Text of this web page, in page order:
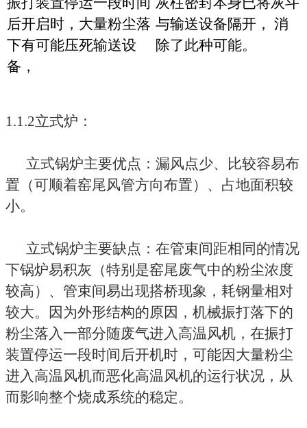
后开启时，大量粉尘落
下有可能压死输送设
备，
与输送设备隔开， 消
除了此种可能。
1.1.2立式炉：
立式锅炉主要优点：漏风点少、比较容易布
置（可顺着窑尾风管方向布置）、占地面积较
小。
立式锅炉主要缺点：在管束间距相同的情况
下锅炉易积灰（特别是窑尾废气中的粉尘浓度
较高）、管束间易出现搭桥现象，耗钢量相对
较大。因为外形结构的原因，机械振打落下的
粉尘落入一部分随废气进入高温风机，在振打
装置停运一段时间后开机时，可能因大量粉尘
进入高温风机而恶化高温风机的运行状况，从
而影响整个烧成系统的稳定。